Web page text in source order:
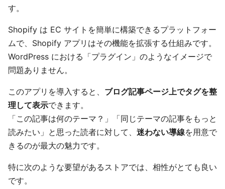
す。
Shopify は EC サイトを簡単に構築できるプラットフォー
ムで、Shopify アプリはその機能を拡張する仕組みです。
WordPress における「プラグイン」のようなイメージで
問題ありません。
このアプリを導入すると、 ブログ記事ページ上でタグを整
理して表示できます。
「この記事は何のテーマ？」「同じテーマの記事をもっと
読みたい」と思った読者に対して、 迷わない導線を用意で
きるのが最大の魅力です。
特に次のような要望があるストアでは、相性がとても良い
です。